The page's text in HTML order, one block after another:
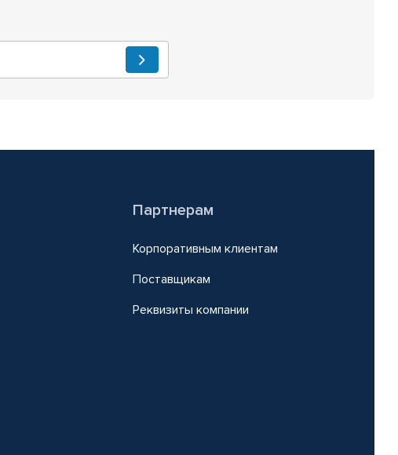
Партнерам
Корпоративным клиентам
Поставщикам
Реквизиты компании